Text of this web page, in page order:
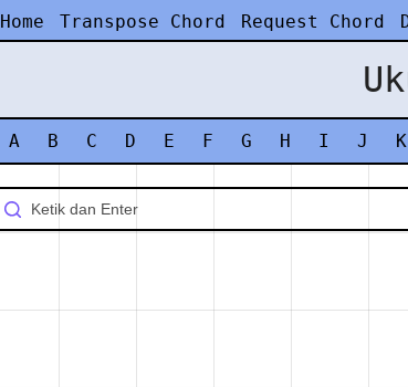
Home Transpose Chord Request Chord
A B C D E F G H I J K